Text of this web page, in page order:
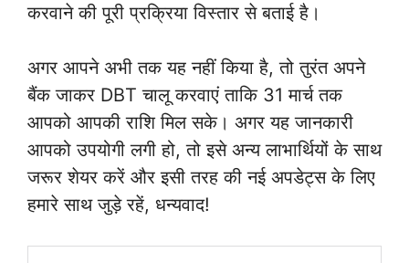
करवाने की पूरी प्रक्रिया विस्तार से बताई है।
अगर आपने अभी तक यह नहीं किया है, तो तुरंत अपने
बैंक जाकर DBT चालू करवाएं ताकि 31 मार्च तक
आपको आपकी राशि मिल सके। अगर यह जानकारी
आपको उपयोगी लगी हो, तो इसे अन्य लाभार्थियों के साथ
जरूर शेयर करें और इसी तरह की नई अपडेट्स के लिए
हमारे साथ जुड़े रहें, धन्यवाद!